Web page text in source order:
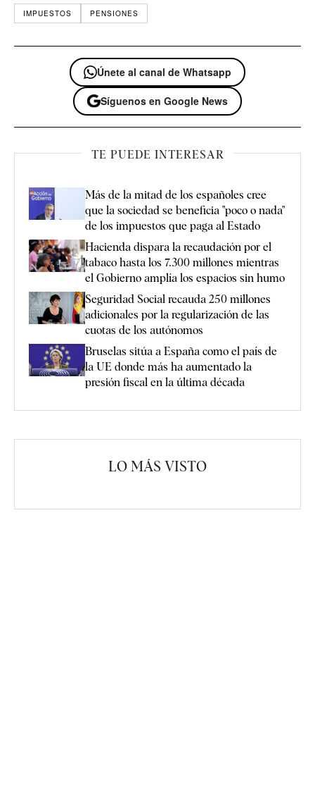
IMPUESTOS PENSIONES
Únete al canal de Whatsapp
Síguenos en Google News
TE PUEDE INTERESAR
Más de la mitad de los españoles cree
que la sociedad se beneficia "poco o nada"
de los impuestos que paga al Estado
Hacienda dispara la recaudación por el
tabaco hasta los 7.300 millones mientras
el Gobierno amplía los espacios sin humo
Seguridad Social recauda 250 millones
adicionales por la regularización de las
cuotas de los autónomos
Bruselas sitúa a España como el país de
la UE donde más ha aumentado la
presión fiscal en la última década
LO MÁS VISTO